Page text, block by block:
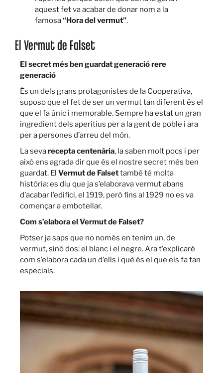
aquest fet va acabar de donar nom a la
famosa“Hora del vermut”.
El Vermut de Falset
El secret més ben guardat generació rere
generació
És un dels grans protagonistes de la Cooperativa,
suposo que el fet de ser un vermut tan diferent és el
que el fa únic i memorable. Sempre ha estat un gran
ingredient dels aperitius per a la gent de poble i ara
per a persones d’arreu del món.
La sevarecepta centenària, la saben molt pocs i per
això ens agrada dir que és el nostre secret més ben
guardat. El Vermut de Falsettambé té molta
història: es diu que ja s’elaborava vermut abans
d’acabar l’edifici, el 1919, però fins al 1929 no es va
començar a embotellar.
Com s’elabora el Vermut de Falset?
Potser ja saps que no només en tenim un, de
vermut, sinó dos: el blanc i el negre. Ara t’explicaré
com s’elabora cada un d’ells i què és el que els fa tan
especials.